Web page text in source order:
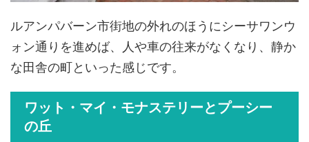
ルアンパバーン市街地の外れのほうにシーサワンウ
ォン通りを進めば、人や車の往来がなくなり、静か
な田舎の町といった感じです。
ワット・マイ・モナステリーとプーシー
の丘